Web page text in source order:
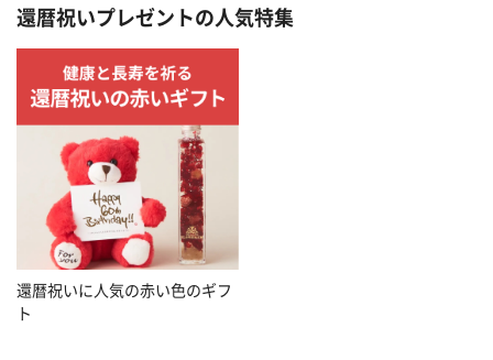
還暦祝いプレゼントの人気特集
還暦祝いに人気の赤い色のギフ
ト